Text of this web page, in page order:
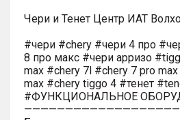
Чери и Тенет Центр ИАТ
#чери #chery #чери 4 про
8 про макс #чери арризо
max #chery 7l #chery 7 pro
max #chery tiggo 4 #тенет
#ФУНКЦИОНАЛЬНОЕ